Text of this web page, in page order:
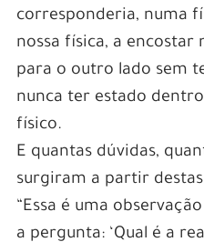
corresponderia, numa
nossa física, a encostar
para o outro lado sem
nunca ter estado
físico.
E quantas dúvidas,
surgiram a partir
“Essa é uma
a pergunta: ‘Qual é a